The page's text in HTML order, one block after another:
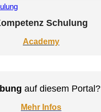
Schulung
Academy
auf diesem Portal?
Mehr Infos